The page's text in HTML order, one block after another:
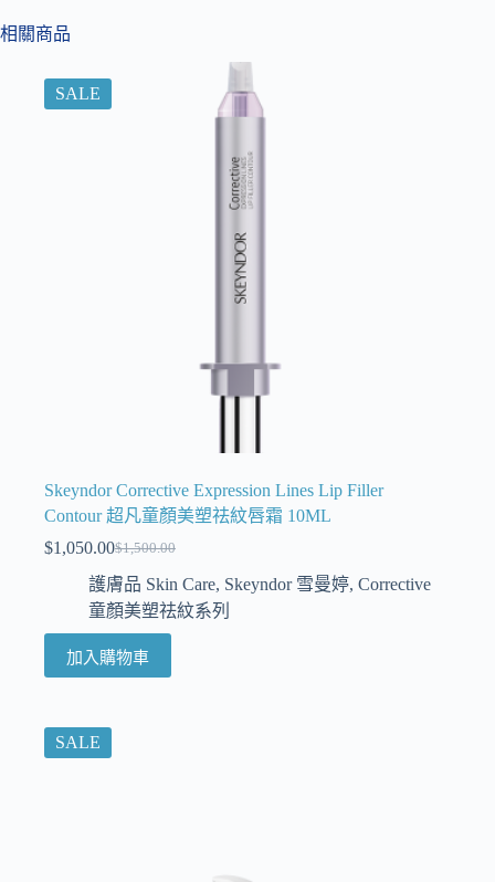
相關商品
SALE
Skeyndor Corrective Expression Lines Lip Filler
Contour 超凡童顏美塑祛紋唇霜 10ML
$1,500.00
$1,050.00
護膚品 Skin Care, Skeyndor 雪曼婷, Corrective
童顏美塑祛紋系列
加入購物車
SALE